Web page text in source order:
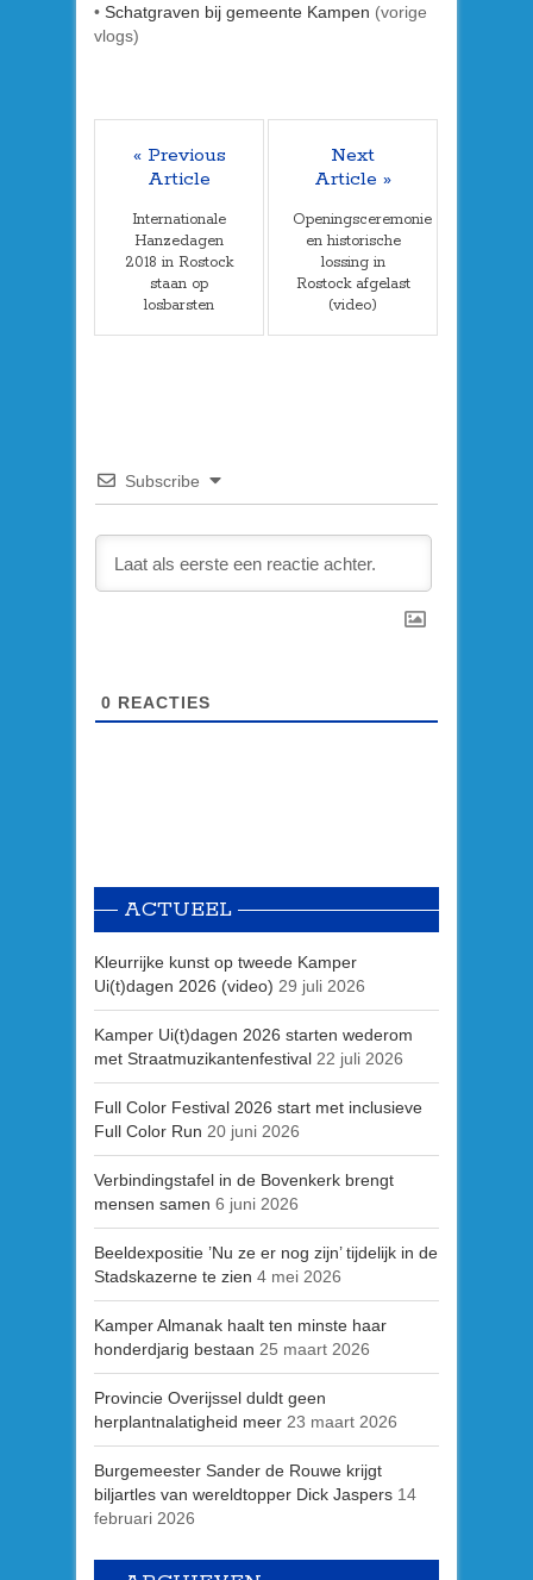
• Schatgraven bij gemeente Kampen (vorige
vlogs)
« Previous
Article
Internationale
Hanzedagen
2018 in Rostock
staan op
losbarsten
Next
Article »
Openingsceremonie
en historische
lossing in
Rostock afgelast
(video)
Subscribe
0 REACTIES
ACTUEEL
Kleurrijke kunst op tweede Kamper
Ui(t)dagen 2026 (video) 29 juli 2026
Kamper Ui(t)dagen 2026 starten wederom
met Straatmuzikantenfestival 22 juli 2026
Full Color Festival 2026 start met inclusieve
Full Color Run 20 juni 2026
Verbindingstafel in de Bovenkerk brengt
mensen samen 6 juni 2026
Beeldexpositie ’Nu ze er nog zijn’ tijdelijk in de
Stadskazerne te zien 4 mei 2026
Kamper Almanak haalt ten minste haar
honderdjarig bestaan 25 maart 2026
Provincie Overijssel duldt geen
herplantnalatigheid meer 23 maart 2026
Burgemeester Sander de Rouwe krijgt
biljartles van wereldtopper Dick Jaspers 14
februari 2026